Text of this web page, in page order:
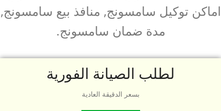
اماكن توكيل سامسونج, منافذ بيع سامسونج,
مدة ضمان سامسونج.
لطلب الصيانة الفورية
بسعر الدقيقة العادية